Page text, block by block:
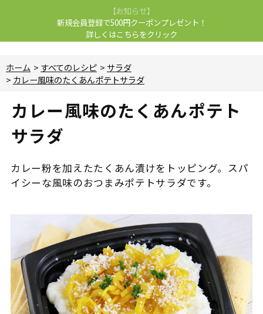
【お知らせ】
新規会員登録で500円クーポンプレゼント！
詳しくはこちらをクリック
ホーム > すべてのレシピ > サラダ
> カレー風味のたくあんポテトサラダ
カレー風味のたくあんポテト
サラダ
カレー粉を加えたたくあん漬けをトッピング。スパ
イシーな風味のおつまみポテトサラダです。